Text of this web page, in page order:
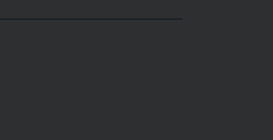
Service-Gruppe ist essenziell und